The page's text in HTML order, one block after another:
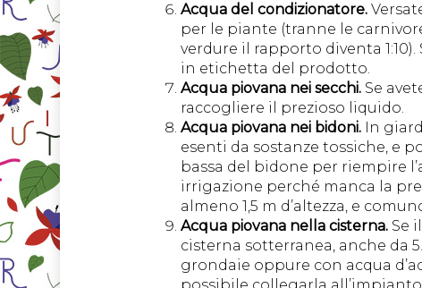
Acqua del condizionatore.
per le piante (tranne le
verdure il rapporto diventa
in etichetta del prodotto.
Acqua piovana nei secchi. Se
raccogliere il prezioso liquido.
Acqua piovana nei bidoni. In
esenti da sostanze tossiche, e
bassa del bidone per riempire
irrigazione perché manca la
almeno 1,5 m d’altezza, e
Acqua piovana nella cisterna. Se
cisterna sotterranea, anche da
grondaie oppure con acqua